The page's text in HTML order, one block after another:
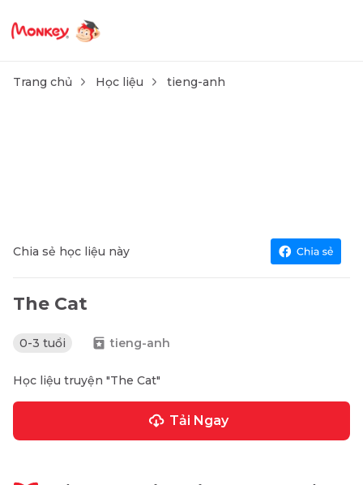
Trang chủ Học liệu tieng-anh
Chia sẻ học liệu này
The Cat
0-3 tuổi tieng-anh
Học liệu truyện "The Cat"
Tải Ngay